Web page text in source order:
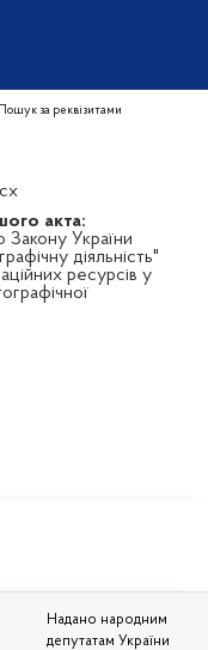
Пошук за реквізитами
акта:
Закону України
діяльність"
ресурсів у
Надано народним
депутатам України